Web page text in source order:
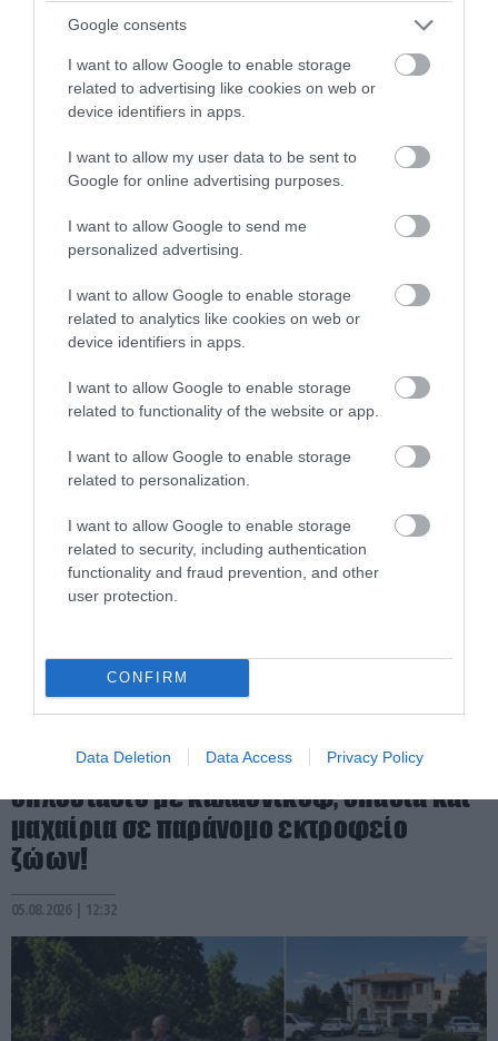
Google consents
I want to allow Google to enable storage
related to advertising like cookies on web or
device identifiers in apps.
I want to allow my user data to be sent to
Google for online advertising purposes.
I want to allow Google to send me
personalized advertising.
I want to allow Google to enable storage
related to analytics like cookies on web or
device identifiers in apps.
I want to allow Google to enable storage
related to functionality of the website or app.
I want to allow Google to enable storage
related to personalization.
I want to allow Google to enable storage
related to security, including authentication
functionality and fraud prevention, and other
user protection.
CONFIRM
Data Deletion Data Access Privacy Policy
PRONEWS.GR /ΕΣΩΤΕΡΙΚΗ ΑΣΦΑΛΕΙΑ
«Την έβαλα στην βαλίτσα και την έδωσα
σε έναν γέρο»: Τι υποστήριξε ο Αφγανός
για την δολοφονία της Βρετανίδας
05.08.2026 | 12:42
Βίλια Αττικής: Βρέθηκε ολόκληρο
οπλοστάσιο με καλάσνικοφ, σπαθιά και
μαχαίρια σε παράνομο εκτροφείο
ζώων!
05.08.2026 | 12:32